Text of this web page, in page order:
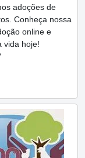
adoções de
Conheça nossa
online e
vida hoje!